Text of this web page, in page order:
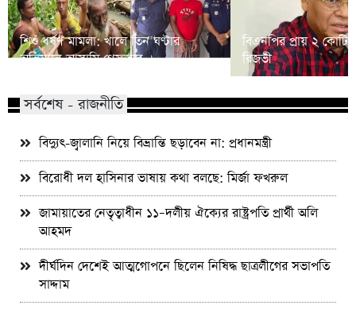
শিশু ধর্ষণ মামলা: খালে তিন ঘণ্টার
অভিযানে আসামি গ্রেফতার
বিএনপির প্রায় ২ কোটি
রিজভী
সর্বশেষ - রাজনীতি
বিদ্যুৎ-জ্বালানি নিয়ে বিভ্রান্তি ছড়াবেন না: প্রধানমন্ত্রী
বিরোধী দল হাসিনার ভাষায় কথা বলছে: মির্জা ফখরুল
জামায়াতের নেতৃত্বাধীন ১১–দলীয় ঐক্যের রাষ্ট্রপতি প্রার্থী অলি
আহমদ
দীর্ঘদিন দেশেই আত্মগোপনে ছিলেন নিষিদ্ধ ছাত্রলীগের সভাপতি
সাদ্দাম